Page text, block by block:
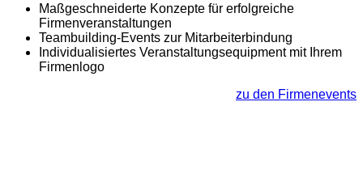
Maßgeschneiderte Konzepte für erfolgreiche
Firmenveranstaltungen
Teambuilding-Events zur Mitarbeiterbindung
Individualisiertes Veranstaltungsequipment mit Ihrem
Firmenlogo
zu den Firmenevents